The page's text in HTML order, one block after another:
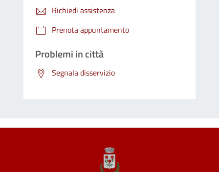
Richiedi assistenza
Prenota appuntamento
Problemi in città
Segnala disservizio